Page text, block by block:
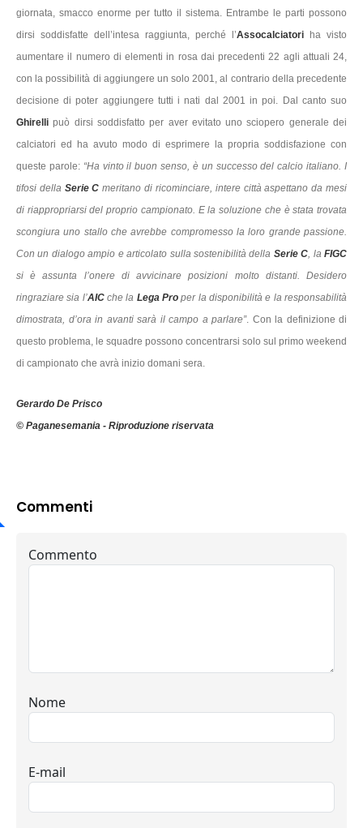
giornata, smacco enorme per tutto il sistema. Entrambe le parti possono
dirsi soddisfatte dell’intesa raggiunta, perché l’Assocalciatori ha visto
aumentare il numero di elementi in rosa dai precedenti 22 agli attuali 24,
con la possibilità di aggiungere un solo 2001, al contrario della precedente
decisione di poter aggiungere tutti i nati dal 2001 in poi. Dal canto suo
Ghirelli può dirsi soddisfatto per aver evitato uno sciopero generale dei
calciatori ed ha avuto modo di esprimere la propria soddisfazione con
queste parole: “Ha vinto il buon senso, è un successo del calcio italiano. I
tifosi della Serie C meritano di ricominciare, intere città aspettano da mesi
di riappropriarsi del proprio campionato. E la soluzione che è stata trovata
scongiura uno stallo che avrebbe compromesso la loro grande passione.
Con un dialogo ampio e articolato sulla sostenibilità della Serie C, laFIGC
si è assunta l’onere di avvicinare posizioni molto distanti. Desidero
ringraziare sia l’AICche la Lega Pro per la disponibilità e la responsabilità
dimostrata, d’ora in avanti sarà il campo a parlare”. Con la definizione di
questo problema, le squadre possono concentrarsi solo sul primo weekend
di campionato che avrà inizio domani sera.
Gerardo De Prisco
© Paganesemania - Riproduzione riservata
Commenti